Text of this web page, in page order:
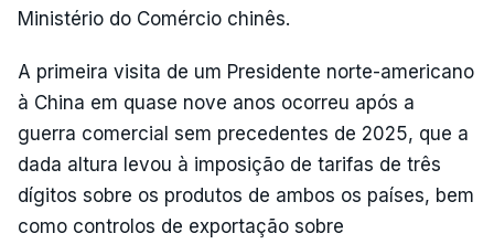
Ministério do Comércio chinês.
A primeira visita de um Presidente norte-americano
à China em quase nove anos ocorreu após a
guerra comercial sem precedentes de 2025, que a
dada altura levou à imposição de tarifas de três
dígitos sobre os produtos de ambos os países, bem
como controlos de exportação sobre